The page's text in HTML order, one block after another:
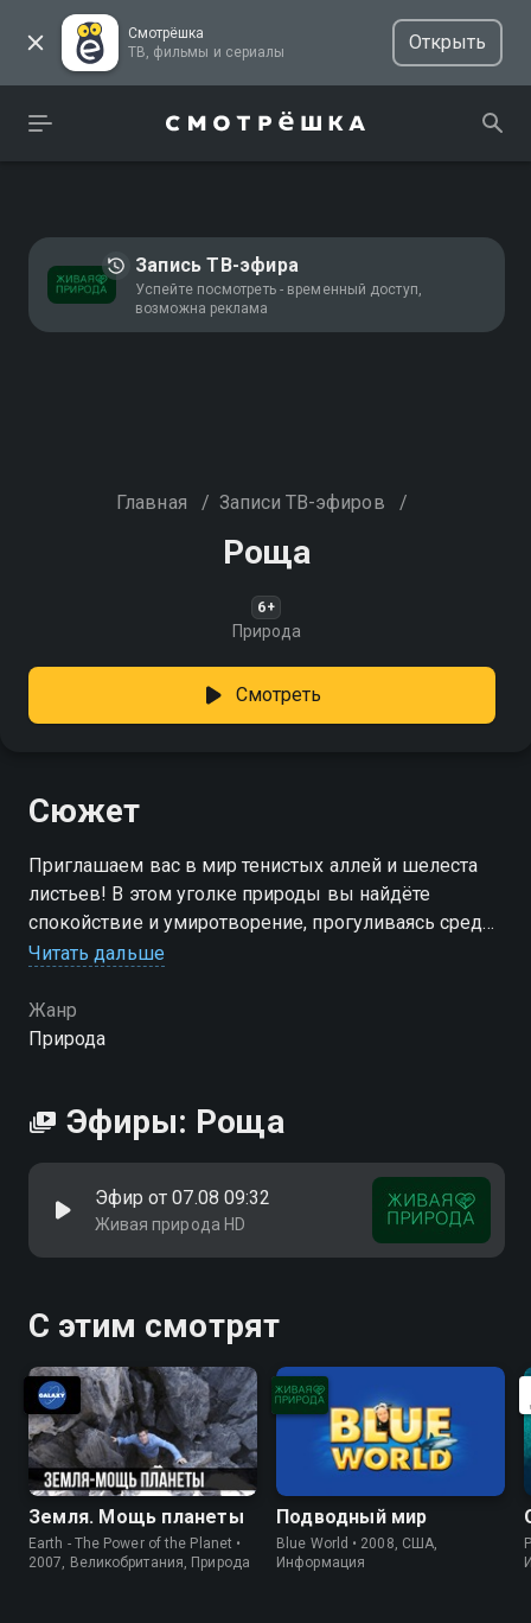
Смотрёшка
ТВ, фильмы и сериалы
Открыть
Запись ТВ-эфира
Успейте посмотреть - временный доступ,
возможна реклама
Главная / Записи ТВ-эфиров /
Роща
6+
Природа
Смотреть
Сюжет
Приглашаем вас в мир тенистых аллей и шелеста
листьев! В этом уголке природы вы найдёте
спокойствие и умиротворение, прогуливаясь среди
старых деревьев, чьи кроны образуют
Читать дальше
Жанр
Природа
Эфиры: Роща
Эфир от 07.08 09:32
Живая природа HD
С этим смотрят
Земля. Мощь планеты
Earth - The Power of the Planet •
2007, Великобритания, Природа
Подводный мир
Blue World • 2008, США,
Информация